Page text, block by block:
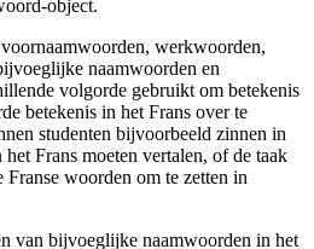
object.
werkwoorden,
naamwoorden en
volgorde gebruikt om betekenis
betekenis in het Frans over te
studenten bijvoorbeeld zinnen in
Frans moeten vertalen, of de taak
woorden om te zetten in
van bijvoeglijke naamwoorden in het